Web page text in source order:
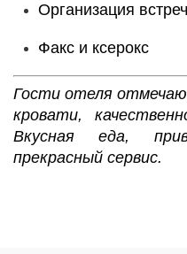
Организация
Факс и ксерокс
Гости отеля
кровати,
Вкусная еда,
прекрасный сервис.